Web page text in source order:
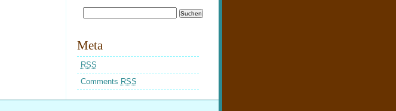
Meta
RSS
Comments RSS